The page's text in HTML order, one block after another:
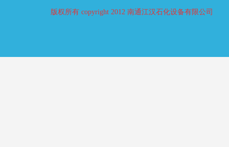
版权所有 copyright 2012 南通江汉石化设备有限公